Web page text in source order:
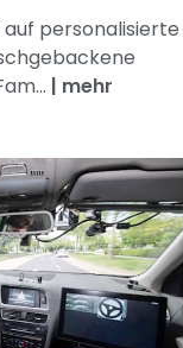
personalisierte
| mehr